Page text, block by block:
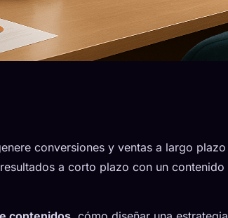
conversiones y ventas a largo plazo
a corto plazo con un contenido